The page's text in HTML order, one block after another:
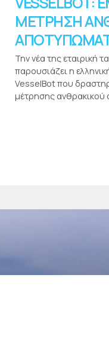
ΜΕΤΡΗΣΗ
Την νέα της εταιρική
παρουσιάζει η
VesselBot που
μέτρησης